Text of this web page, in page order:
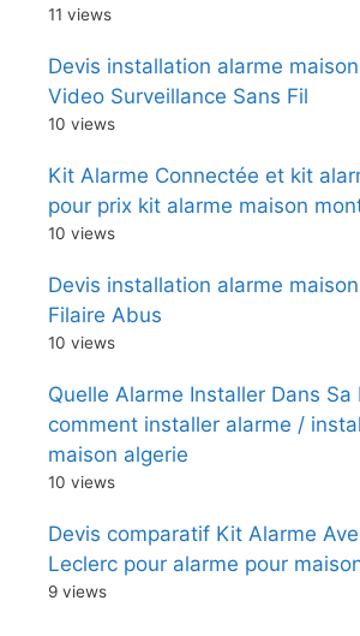
11 views
Devis installation alarme
Video Surveillance Sans Fil
10 views
Kit Alarme Connectée et kit
pour prix kit alarme maison
10 views
Devis installation alarme
Filaire Abus
10 views
Quelle Alarme Installer Dans Sa
comment installer alarme /
maison algerie
10 views
Devis comparatif Kit Alarme
Leclerc pour alarme pour
9 views